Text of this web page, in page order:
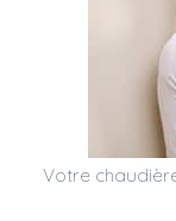
Votre